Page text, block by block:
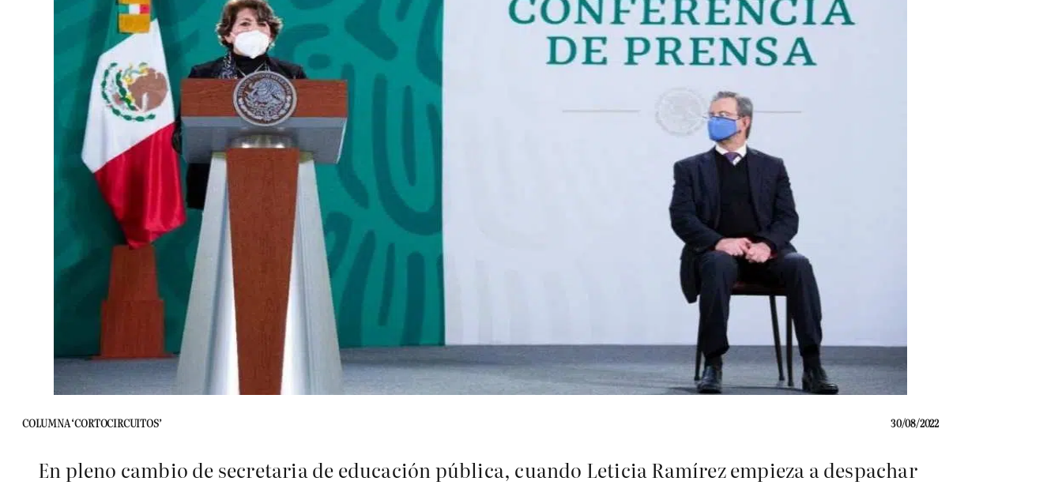
COLUMNA ‘CORTOCIRCUITOS’ 30/08/2022
En pleno cambio de secretaria de educación pública, cuando Leticia Ramírez empieza a despachar